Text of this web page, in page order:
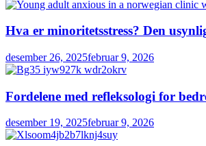
Hva er minoritetsstress? Den
desember 26, 2025februar 9, 2026
Fordelene med refleksologi for
desember 19, 2025februar 9, 2026